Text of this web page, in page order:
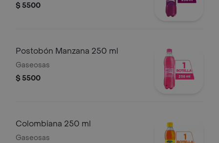
$ 5500
Postobón Manzana 250 ml
Gaseosas
$ 5500
Colombiana 250 ml
Gaseosas